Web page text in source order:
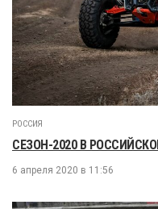
РОССИЯ
СЕЗОН-2020 В
6 апреля 2020 в 11:56